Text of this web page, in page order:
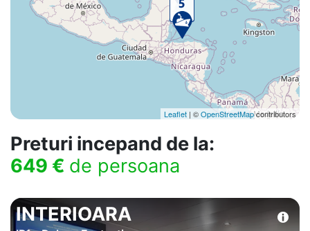
Leaflet | ©OpenStreetMapcontributors
Preturi incepand de la:
649 € de persoana
INTERIOARA